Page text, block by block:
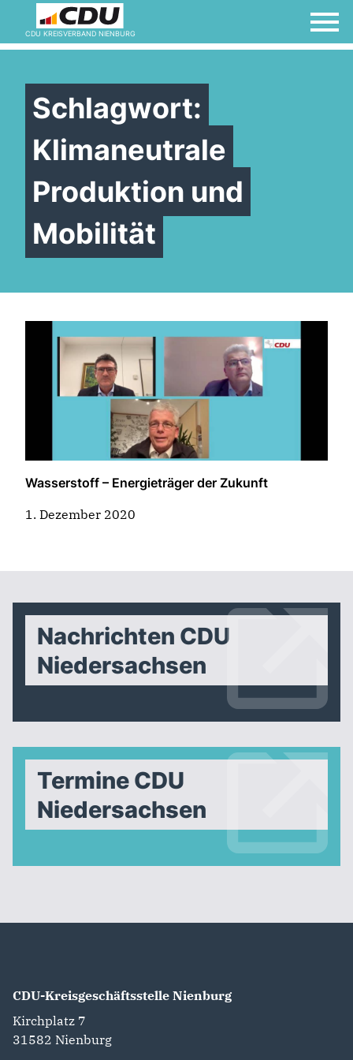
CDU KREISVERBAND NIENBURG
Schlagwort:
Klimaneutrale
Produktion und
Mobilität
Wasserstoff – Energieträger der Zukunft
1. Dezember 2020
Nachrichten CDU
Niedersachsen
Termine CDU
Niedersachsen
CDU-Kreisgeschäftsstelle Nienburg
Kirchplatz 7
31582 Nienburg